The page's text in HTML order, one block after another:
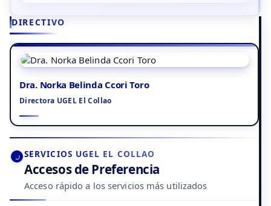
DIRECTIVO
Dra. Norka Belinda Ccori Toro
Directora UGEL El Collao
SERVICIOS UGEL EL COLLAO
Accesos de Preferencia
Acceso rápido a los servicios más utilizados